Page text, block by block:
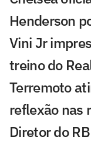
Henderson
Vini Jr
treino do
Terremoto
reflexão nas
Diretor do